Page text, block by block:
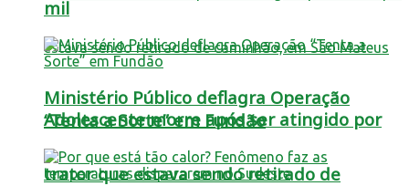
Adolescente morre após ser atingido por
trator que estava sendo retirado de
mil
Ministério Público deflagra Operação
“Tenta a Sorte” em Fundão